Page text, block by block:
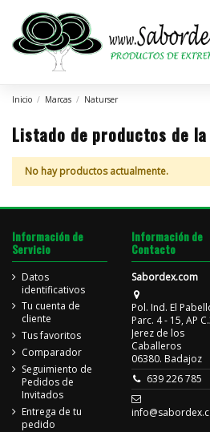
Inicio Marcas Naturser
Listado de productos de
No hay productos actualmente.
Información de
Servicio
Datos
identificativos
Tu cuenta de
cliente
Tus favoritos
Comparador
Seguimiento de
Pedidos de
Invitados
Entrega de tu
pedido
Información de
Contacto
Sabordex.com
Pol. Ind. El
Parc. 4 - 15, AP
Jerez de los
Caballeros
06380. Badajoz
639 226 785